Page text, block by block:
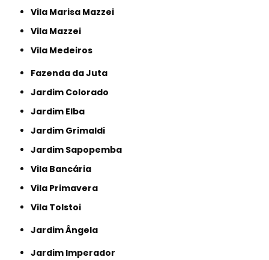
Vila Marisa Mazzei
Vila Mazzei
Vila Medeiros
Fazenda da Juta
Jardim Colorado
Jardim Elba
Jardim Grimaldi
Jardim Sapopemba
Vila Bancária
Vila Primavera
Vila Tolstoi
Jardim Ângela
Jardim Imperador